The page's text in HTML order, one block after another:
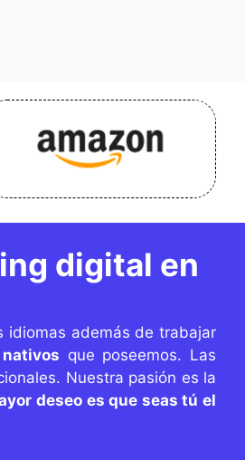
digital en
idiomas además de trabajar
que poseemos. Las
Nuestra pasión es la
deseo es que seas tú el